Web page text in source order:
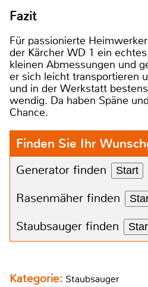
Fazit
Für passionierte
der Kärcher WD 1 ein
kleinen Abmessungen und
er sich leicht transportieren
und in der Werkstatt
wendig. Da haben Späne
Chance.
Finden Sie Ihr
Generator finden Start
Rasenmäher finden
Staubsauger finden
Kategorie: Staubsauger